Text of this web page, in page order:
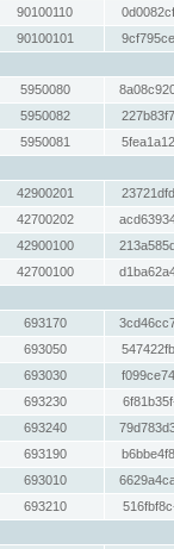
90100110
90100101
5950080
5950082
5950081
42900201
42700202
42900100
42700100
693170
693050
693030
693230
693240
693190
693010
693210